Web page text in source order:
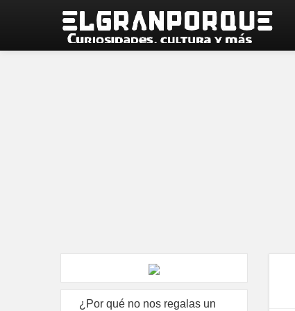
¿Por qué no nos regalas un